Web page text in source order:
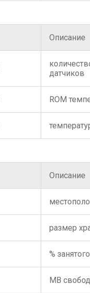
Описание
датчиков
ROM
Описание
размер
%
MB